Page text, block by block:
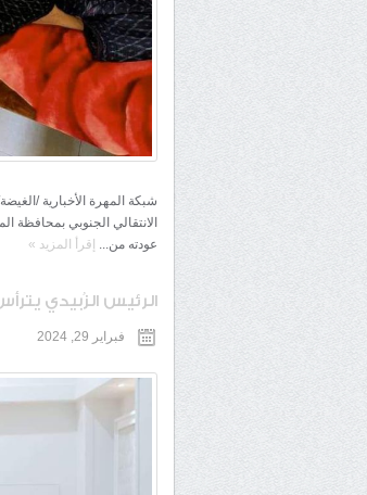
الانتقالي الجنوبي بمحافظة
عودته من... إقرأ المزيد »
الرئيس الزُبيدي
فبراير 29, 2024